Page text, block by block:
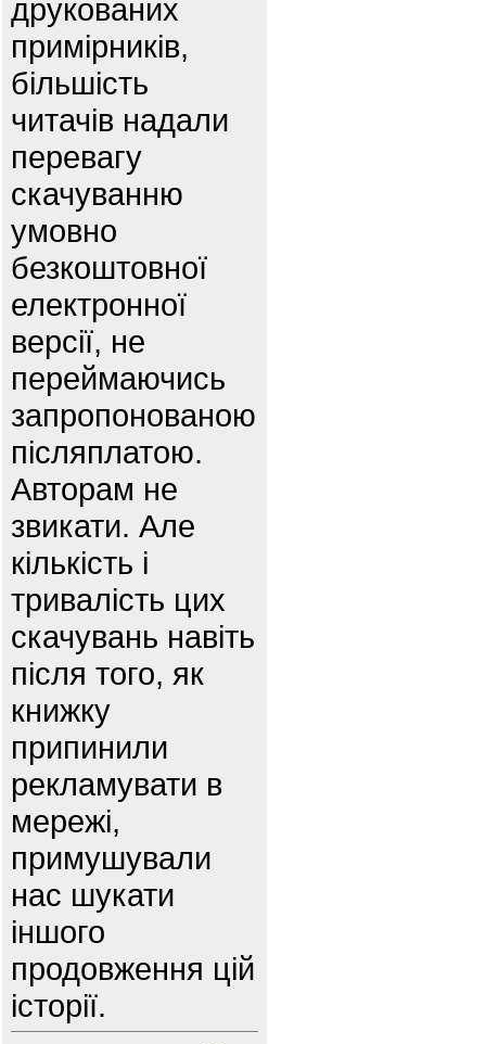
друкованих
примірників,
більшість
читачів надали
перевагу
скачуванню
умовно
безкоштовної
електронної
версії, не
переймаючись
запропонованою
післяплатою.
Авторам не
звикати. Але
кількість і
тривалість цих
скачувань навіть
після того, як
книжку
припинили
рекламувати в
мережі,
примушували
нас шукати
іншого
продовження цій
історії.